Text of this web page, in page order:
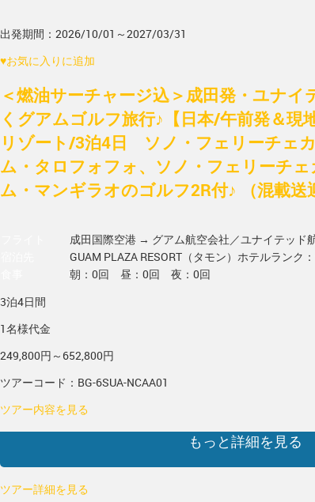
出発期間：2026/10/01～2027/03/31
♥お気に入りに追加
＜燃油サーチャージ込＞成田発・ユナイ
くグアムゴルフ旅行♪【日本/午前発＆現
リゾート/3泊4日 ソノ・フェリーチェ
ム・タロフォフォ、ソノ・フェリーチ
ム・マンギラオのゴルフ2R付♪ （混載送
成田国際空港 → グアム航空会社／ユナイテッド
GUAM PLAZA RESORT（タモン） ホテルラン
朝：0回 昼：0回 夜：0回
3泊4日間
1名様代金
249,800円～652,800円
ツアーコード：BG-6SUA-NCAA01
ツアー内容を見る
もっと詳細を見る
ツアー詳細を見る